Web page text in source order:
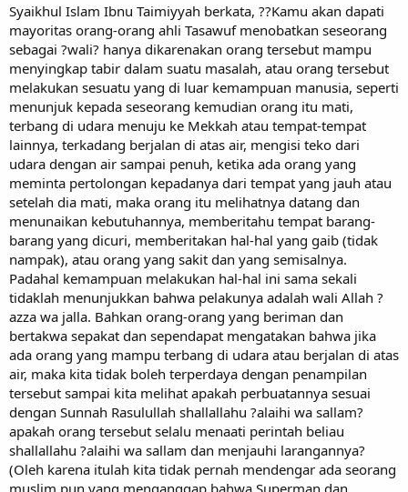
Syaikhul Islam Ibnu Taimiyyah berkata, ??Kamu akan dapati
mayoritas orang-orang ahli Tasawuf menobatkan seseorang
sebagai ?wali? hanya dikarenakan orang tersebut mampu
menyingkap tabir dalam suatu masalah, atau orang tersebut
melakukan sesuatu yang di luar kemampuan manusia, seperti
menunjuk kepada seseorang kemudian orang itu mati,
terbang di udara menuju ke Mekkah atau tempat-tempat
lainnya, terkadang berjalan di atas air, mengisi teko dari
udara dengan air sampai penuh, ketika ada orang yang
meminta pertolongan kepadanya dari tempat yang jauh atau
setelah dia mati, maka orang itu melihatnya datang dan
menunaikan kebutuhannya, memberitahu tempat barang-
barang yang dicuri, memberitakan hal-hal yang gaib (tidak
nampak), atau orang yang sakit dan yang semisalnya.
Padahal kemampuan melakukan hal-hal ini sama sekali
tidaklah menunjukkan bahwa pelakunya adalah wali Allah ?
azza wa jalla. Bahkan orang-orang yang beriman dan
bertakwa sepakat dan sependapat mengatakan bahwa jika
ada orang yang mampu terbang di udara atau berjalan di atas
air, maka kita tidak boleh terperdaya dengan penampilan
tersebut sampai kita melihat apakah perbuatannya sesuai
dengan Sunnah Rasulullah shallallahu ?alaihi wa sallam?
apakah orang tersebut selalu menaati perintah beliau
shallallahu ?alaihi wa sallam dan menjauhi larangannya?
(Oleh karena itulah kita tidak pernah mendengar ada seorang
muslim pun yang menganggap bahwa Superman dan